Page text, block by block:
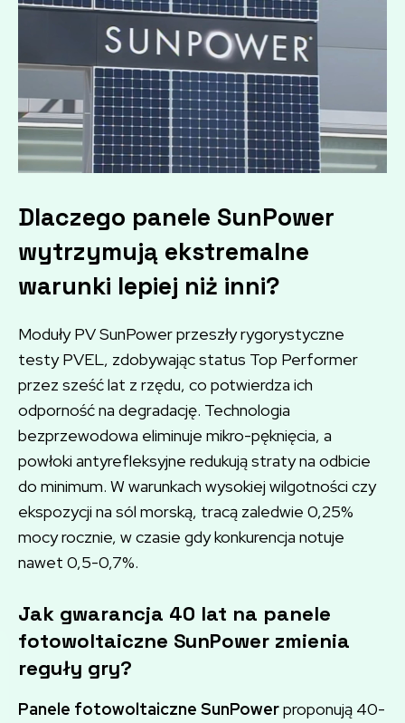
Dlaczego panele SunPower
wytrzymują ekstremalne
warunki lepiej niż inni?
Moduły PV SunPower przeszły rygorystyczne
testy PVEL, zdobywając status Top Performer
przez sześć lat z rzędu, co potwierdza ich
odporność na degradację. Technologia
bezprzewodowa eliminuje mikro-pęknięcia, a
powłoki antyrefleksyjne redukują straty na odbicie
do minimum. W warunkach wysokiej wilgotności czy
ekspozycji na sól morską, tracą zaledwie 0,25%
mocy rocznie, w czasie gdy konkurencja notuje
nawet 0,5-0,7%.
Jak gwarancja 40 lat na panele
fotowoltaiczne SunPower zmienia
reguły gry?
Panele fotowoltaiczne SunPowerproponują 40-